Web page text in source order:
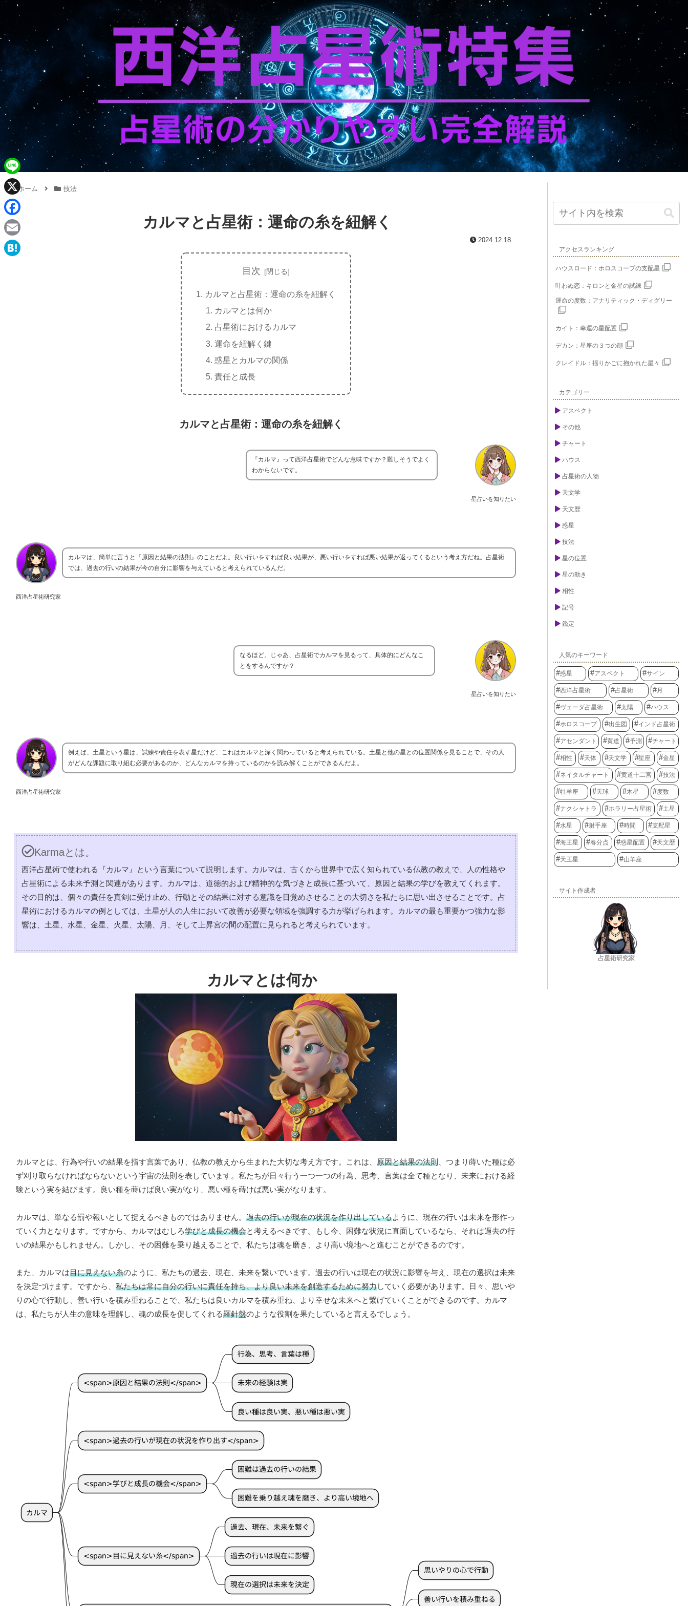
ホーム 技法
カルマと占星術：運命の糸を紐解く
2024.12.18
目次
カルマと占星術：運命の糸を紐解く
カルマとは何か
占星術におけるカルマ
運命を紐解く鍵
惑星とカルマの関係
責任と成長
カルマと占星術：運命の糸を紐解く
星占いを知りたい
『カルマ』って西洋占星術でどんな意味ですか？難しそうでよく
わからないです。
西洋占星術研究家
カルマは、簡単に言うと『原因と結果の法則』のことだよ。良い行いをすれば良い結果が、悪い行いをすれば悪い結果が返ってくるという考え方だね。占星術
では、過去の行いの結果が今の自分に影響を与えていると考えられているんだ。
星占いを知りたい
なるほど。じゃあ、占星術でカルマを見るって、具体的にどんなこ
とをするんですか？
西洋占星術研究家
例えば、土星という星は、試練や責任を表す星だけど、これはカルマと深く関わっていると考えられている。土星と他の星との位置関係を見ることで、その人
がどんな課題に取り組む必要があるのか、どんなカルマを持っているのかを読み解くことができるんだよ。
Karmaとは。
西洋占星術で使われる『カルマ』という言葉について説明します。カルマは、古くから世界中で広く知られている仏教の教えで、人の性格や
占星術による未来予測と関連があります。カルマは、道徳的および精神的な気づきと成長に基づいて、原因と結果の学びを教えてくれます。
その目的は、個々の責任を真剣に受け止め、行動とその結果に対する意識を目覚めさせることの大切さを私たちに思い出させることです。占
星術におけるカルマの例としては、土星が人の人生において改善が必要な領域を強調する力が挙げられます。カルマの最も重要かつ強力な影
響は、土星、水星、金星、火星、太陽、月、そして上昇宮の間の配置に見られると考えられています。
カルマとは何か
カルマとは、行為や行いの結果を指す言葉であり、仏教の教えから生まれた大切な考え方です。これは、 原因と結果の法則 、つまり蒔いた種は必
ず刈り取らなければならないという宇宙の法則を表しています。私たちが日々行う一つ一つの行為、思考、言葉は全て種となり、未来における経
験という実を結びます。良い種を蒔けば良い実がなり、悪い種を蒔けば悪い実がなります。
カルマは、単なる罰や報いとして捉えるべきものではありません。 過去の行いが現在の状況を作り出しているように、現在の行いは未来を形作っ
ていく力となります。ですから、カルマはむしろ学びと成長の機会と考えるべきです。もし今、困難な状況に直面しているなら、それは過去の行
いの結果かもしれません。しかし、その困難を乗り越えることで、私たちは魂を磨き、より高い境地へと進むことができるのです。
また、カルマは目に見えない糸のように、私たちの過去、現在、未来を繋いでいます。過去の行いは現在の状況に影響を与え、現在の選択は未来
を決定づけます。ですから、 私たちは常に自分の行いに責任を持ち、より良い未来を創造するために努力していく必要があります。日々、思いや
りの心で行動し、善い行いを積み重ねることで、私たちは良いカルマを積み重ね、より幸せな未来へと繋げていくことができるのです。カルマ
は、私たちが人生の意味を理解し、魂の成長を促してくれる羅針盤のような役割を果たしていると言えるでしょう。
アクセスランキング
ハウスロード：ホロスコープの支配星
叶わぬ恋：キロンと金星の試練
運命の度数：アナリティック・ディグリー
カイト：幸運の星配置
デカン：星座の３つの顔
クレイドル：揺りかごに抱かれた星々
カテゴリー
アスペクト
その他
チャート
ハウス
占星術の人物
天文学
天文歴
惑星
技法
星の位置
星の動き
相性
記号
鑑定
人気のキーワード
惑星 アスペクト サイン
西洋占星術 占星術 月
ヴェーダ占星術 太陽 ハウス
ホロスコープ 出生図 インド占星術
アセンダント 黄道 予測 チャート
相性 天体 天文学 星座 金星
ネイタルチャート 黄道十二宮 技法
牡羊座 天球 木星 度数
ナクシャトラ ホラリー占星術 土星
水星 射手座 時間 支配星
海王星 春分点 惑星配置 天文歴
天王星 山羊座
サイト作成者
占星術研究家
L
n
e
X
F
a
c
E